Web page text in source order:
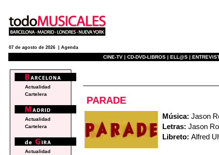
07 de agosto de 2026 | Agenda
CINE-TV | CD-DVD-LIBROS | ELL@S |
PARADE
Música:Jason
Letras:Jason
Libreto:Alfred
Actualidad
Cartelera
Actualidad
Cartelera
Actualidad